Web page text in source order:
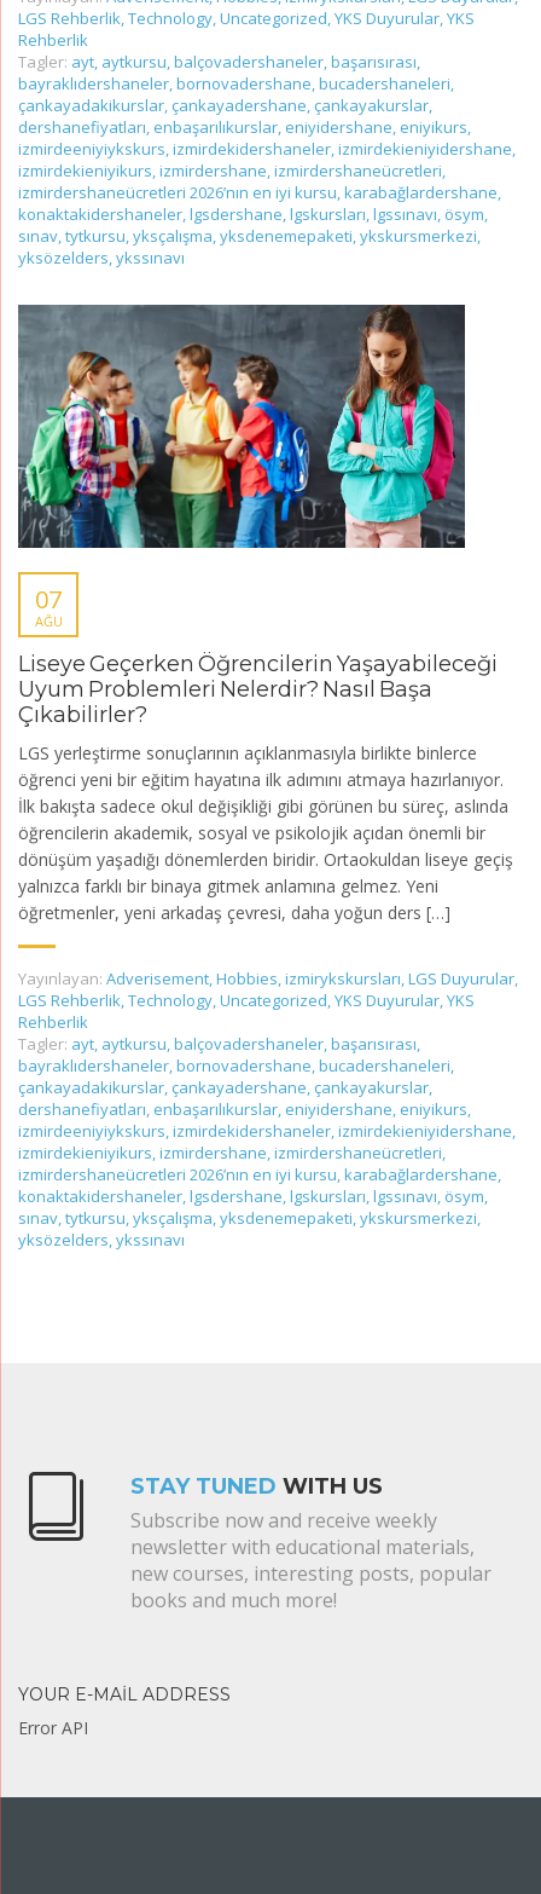
LGS Rehberlik Technology Uncategorized YKS Duyurular YKS
Rehberlik
Tagler: ayt aytkursu balçovadershaneler başarısırası
bayraklıdershaneler bornovadershane bucadershaneleri
çankayadakikurslar çankayadershane çankayakurslar
dershanefiyatları enbaşarılıkurslar eniyidershane eniyikurs
izmirdeeniyiykskurs izmirdekidershaneler izmirdekieniyidershane
izmirdekieniyikurs izmirdershane izmirdershaneücretleri
izmirdershaneücretleri 2026’nın en iyi kursu karabağlardershane
konaktakidershaneler lgsdershane lgskursları lgssınavı ösym
sınav tytkursu yksçalışma yksdenemepaketi ykskursmerkezi
yksözelders ykssınavı
07
AĞU
Liseye Geçerken Öğrencilerin Yaşayabileceği
Uyum Problemleri Nelerdir? Nasıl Başa
Çıkabilirler?
LGS yerleştirme sonuçlarının açıklanmasıyla birlikte binlerce
öğrenci yeni bir eğitim hayatına ilk adımını atmaya hazırlanıyor.
İlk bakışta sadece okul değişikliği gibi görünen bu süreç, aslında
öğrencilerin akademik, sosyal ve psikolojik açıdan önemli bir
dönüşüm yaşadığı dönemlerden biridir. Ortaokuldan liseye geçiş
yalnızca farklı bir binaya gitmek anlamına gelmez. Yeni
öğretmenler, yeni arkadaş çevresi, daha yoğun ders […]
Yayınlayan: Adverisement,Hobbies,izmirykskursları,LGS Duyurular,
LGS Rehberlik,Technology,Uncategorized,YKS Duyurular,YKS
Rehberlik
Tagler: ayt, aytkursu,balçovadershaneler,başarısırası,
bayraklıdershaneler,bornovadershane,bucadershaneleri,
çankayadakikurslar, çankayadershane, çankayakurslar,
dershanefiyatları, enbaşarılıkurslar, eniyidershane, eniyikurs,
izmirdeeniyiykskurs,izmirdekidershaneler,izmirdekieniyidershane,
izmirdekieniyikurs,izmirdershane,izmirdershaneücretleri,
izmirdershaneücretleri 2026’nın en iyi kursu,karabağlardershane,
konaktakidershaneler,lgsdershane,lgskursları,lgssınavı, ösym,
sınav,tytkursu,yksçalışma,yksdenemepaketi,ykskursmerkezi,
yksözelders,ykssınavı
STAY TUNED WITH US
Subscribe now and receive weekly
newsletter with educational materials,
new courses, interesting posts, popular
books and much more!
YOUR E-MAIL ADDRESS
Error API